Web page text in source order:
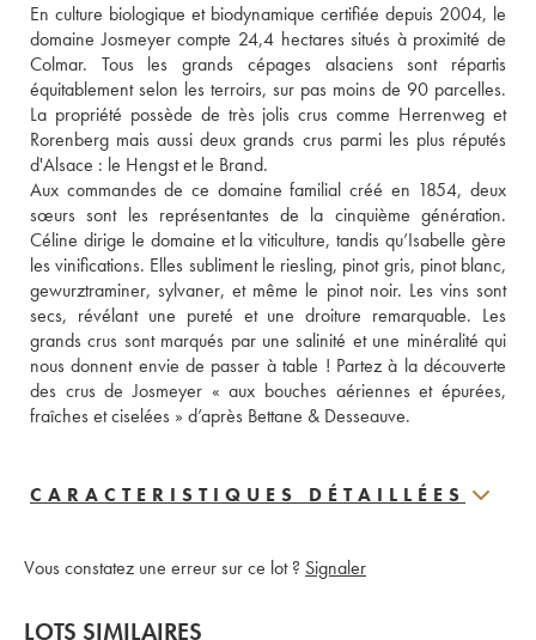
En culture biologique et biodynamique certifiée depuis 2004, le
domaine Josmeyer compte 24,4 hectares situés à proximité de
Colmar. Tous les grands cépages alsaciens sont répartis
équitablement selon les terroirs, sur pas moins de 90 parcelles.
La propriété possède de très jolis crus comme Herrenweg et
Rorenberg mais aussi deux grands crus parmi les plus réputés
d'Alsace : le Hengst et le Brand.
Aux commandes de ce domaine familial créé en 1854, deux
sœurs sont les représentantes de la cinquième génération.
Céline dirige le domaine et la viticulture, tandis qu’Isabelle gère
les vinifications. Elles subliment le riesling, pinot gris, pinot blanc,
gewurztraminer, sylvaner, et même le pinot noir. Les vins sont
secs, révélant une pureté et une droiture remarquable. Les
grands crus sont marqués par une salinité et une minéralité qui
nous donnent envie de passer à table ! Partez à la découverte
des crus de Josmeyer « aux bouches aériennes et épurées,
fraîches et ciselées » d’après Bettane & Desseauve.
CARACTERISTIQUES DÉTAILLÉES
Vous constatez une erreur sur ce lot ? Signaler
LOTS SIMILAIRES